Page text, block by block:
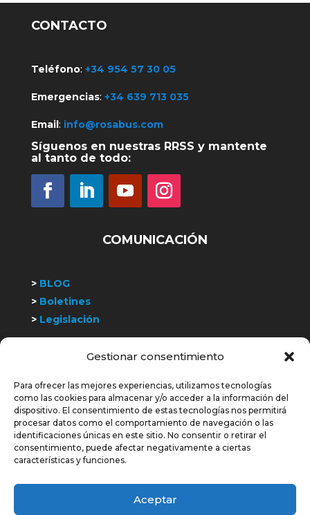
Gestionar consentimiento
Para ofrecer las mejores experiencias, utilizamos tecnologías
como las cookies para almacenar y/o acceder a la información del
dispositivo. El consentimiento de estas tecnologías nos permitirá
procesar datos como el comportamiento de navegación o las
identificaciones únicas en este sitio. No consentir o retirar el
consentimiento, puede afectar negativamente a ciertas
características y funciones.
Aceptar
CONTACTO
Teléfono: +34 954 57 30 05
Emergencias: +34 639 713 035
Email : info@rosabus.com
Síguenos en nuestras RRSS y mantente
al tanto de todo:
COMUNICACIÓN
>BLOG
>Boletines
>Legislación
Trabaja con nosotros
COLABORAMOS Y SOMOS MIEMBROS DE: